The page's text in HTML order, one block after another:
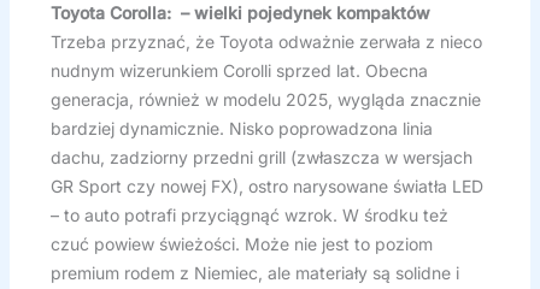
Toyota Corolla: – wielki pojedynek kompaktów
Trzeba przyznać, że Toyota odważnie zerwała z nieco
nudnym wizerunkiem Corolli sprzed lat. Obecna
generacja, również w modelu 2025, wygląda znacznie
bardziej dynamicznie. Nisko poprowadzona linia
dachu, zadziorny przedni grill (zwłaszcza w wersjach
GR Sport czy nowej FX), ostro narysowane światła LED
– to auto potrafi przyciągnąć wzrok. W środku też
czuć powiew świeżości. Może nie jest to poziom
premium rodem z Niemiec, ale materiały są solidne i